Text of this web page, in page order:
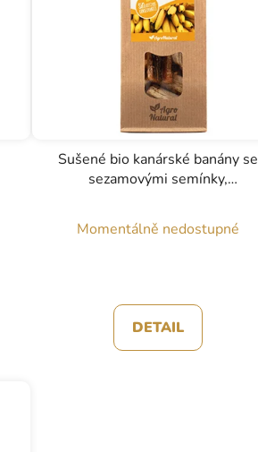
Sušené bio kanárské banány se
sezamovými semínky,
Momentálně nedostupné
DETAIL